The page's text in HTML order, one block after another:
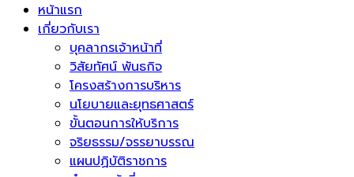
หน้าแรก
เกี่ยวกับเรา
บุคลากรเจ้าหน้าที่
วิสัยทัศน์ พันธกิจ
โครงสร้างการบริหาร
นโยบายและยุทธศาสตร์
ขั้นตอนการให้บริการ
จริยธรรม/จรรยาบรรณ
แผนปฏิบัติราชการ